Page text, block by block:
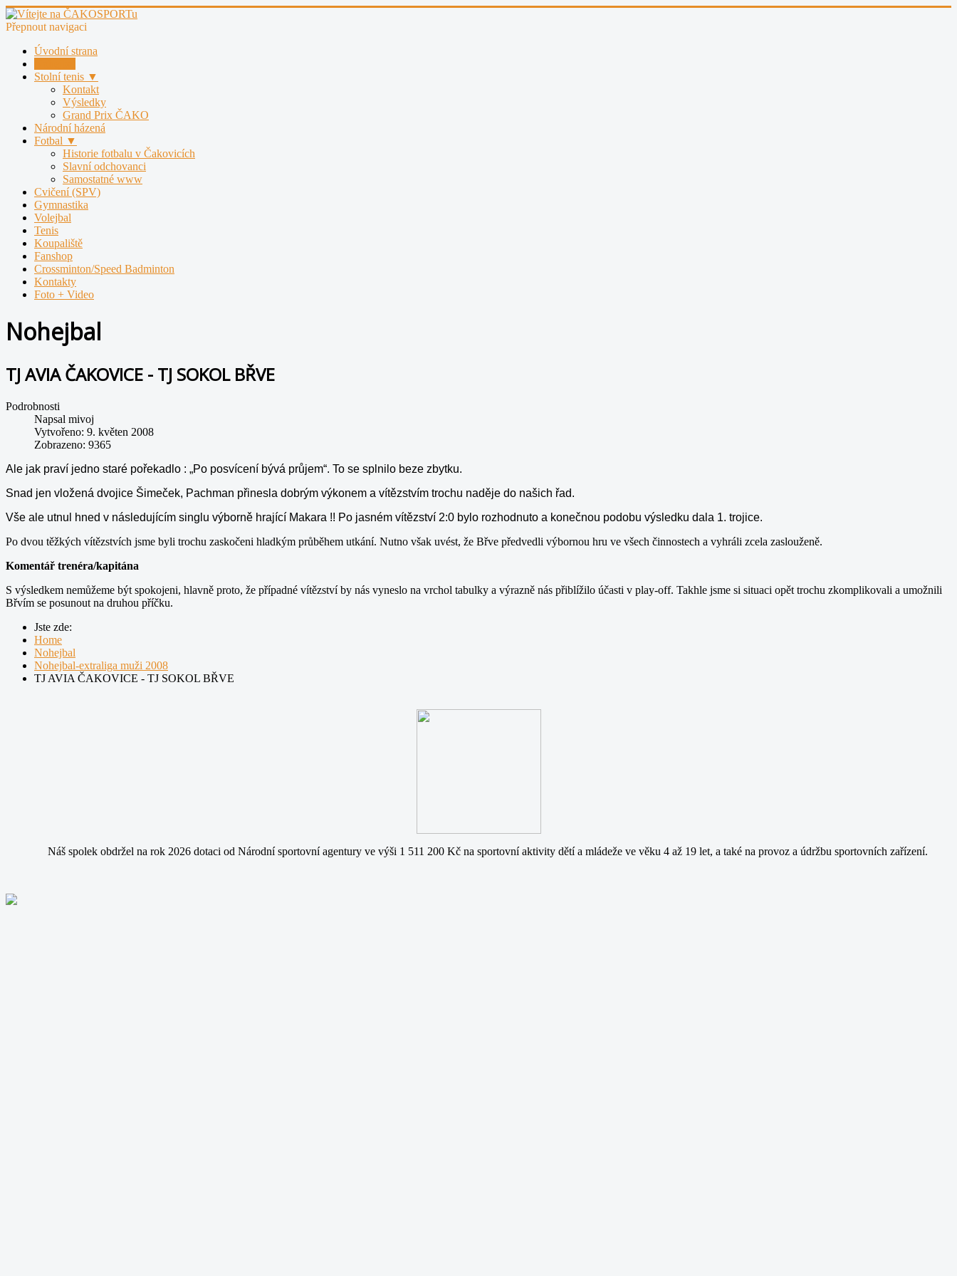
Přepnout navigaci
Úvodní strana
Stolní tenis ▼
Kontakt
Výsledky
Grand Prix ČAKO
Národní házená
Fotbal ▼
Historie fotbalu v Čakovicích
Slavní odchovanci
Samostatné www
Cvičení (SPV)
Gymnastika
Volejbal
Tenis
Koupaliště
Fanshop
Crossminton/Speed Badminton
Kontakty
Foto + Video
Nohejbal
TJ AVIA ČAKOVICE - TJ SOKOL BŘVE
Podrobnosti
Napsal mivoj
Vytvořeno: 9. květen 2008
Zobrazeno: 9365
Ale jak praví jedno staré pořekadlo : „Po posvícení bývá průjem“. To se splnilo beze zbytku.
Snad jen vložená dvojice Šimeček, Pachman přinesla dobrým výkonem a vítězstvím trochu naděje do našich řad.
Vše ale utnul hned v následujícím singlu výborně hrající Makara !! Po jasném vítězství 2:0 bylo rozhodnuto a konečnou podobu výsledku dala 1. trojice.
Po dvou těžkých vítězstvích jsme byli trochu zaskočeni hladkým průběhem utkání. Nutno však uvést, že Břve předvedli výbornou hru ve všech činnostech a vyhráli zcela zaslouženě.
Komentář trenéra/kapitána
S výsledkem nemůžeme být spokojeni, hlavně proto, že případné vítězství by nás vyneslo na vrchol tabulky a výrazně nás přiblížilo účasti v play-off. Takhle jsme si situaci opět trochu zkomplikovali a umožnili
Břvím se posunout na druhou příčku.
Jste zde:
Home
Nohejbal
Nohejbal-extraliga muži 2008
TJ AVIA ČAKOVICE - TJ SOKOL BŘVE
Náš spolek obdržel na rok 2026 dotaci od Národní sportovní agentury ve výši 1 511 200 Kč na sportovní aktivity dětí a mládeže ve věku 4 až 19 let, a také na provoz a údržbu sportovních zařízení.